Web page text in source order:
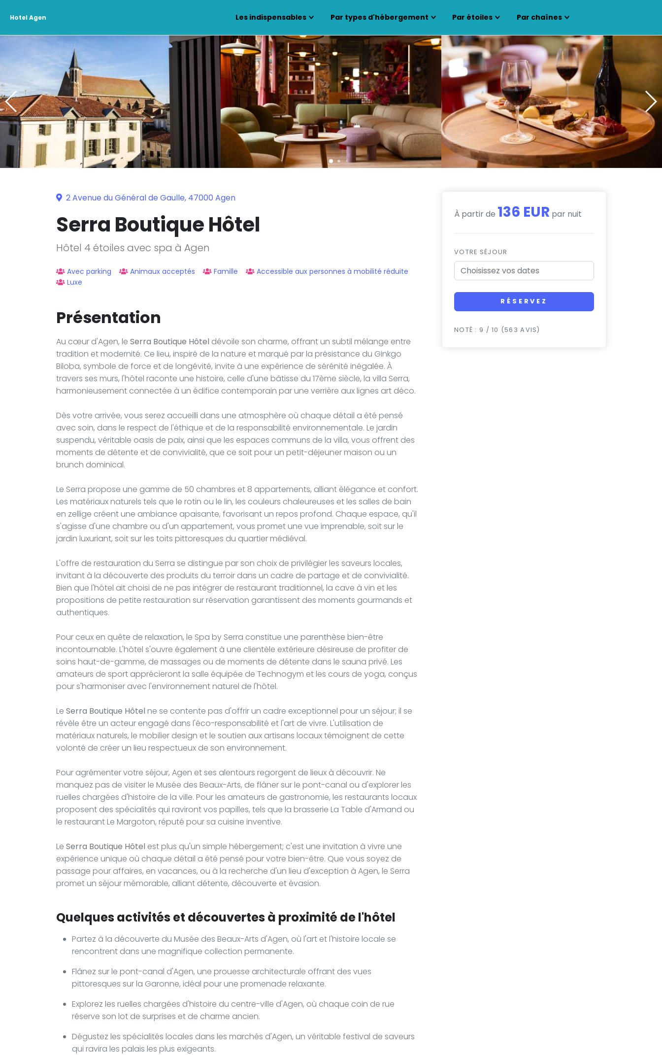
Hotel Agen Les indispensables Par types d'hébergement Par étoiles Par chaînes
2 Avenue du Général de Gaulle, 47000 Agen
Serra Boutique Hôtel
Hôtel 4 étoiles avec spa à Agen
Avec parking Animaux acceptés Famille
Accessible aux personnes à mobilité réduite
Luxe
Présentation
Au cœur d'Agen, le Serra Boutique Hôtel dévoile son charme, offrant un subtil mélange entre
tradition et modernité. Ce lieu, inspiré de la nature et marqué par la présistance du Ginkgo
Biloba, symbole de force et de longévité, invite à une expérience de sérénité inégalée. À
travers ses murs, l'hôtel raconte une histoire, celle d'une bâtisse du 17ème siècle, la villa Serra,
harmonieusement connectée à un édifice contemporain par une verrière aux lignes art déco.
Dès votre arrivée, vous serez accueilli dans une atmosphère où chaque détail a été pensé
avec soin, dans le respect de l'éthique et de la responsabilité environnementale. Le jardin
suspendu, véritable oasis de paix, ainsi que les espaces communs de la villa, vous offrent des
moments de détente et de convivialité, que ce soit pour un petit-déjeuner maison ou un
brunch dominical.
Le Serra propose une gamme de 50 chambres et 8 appartements, alliant élégance et confort.
Les matériaux naturels tels que le rotin ou le lin, les couleurs chaleureuses et les salles de bain
en zellige créent une ambiance apaisante, favorisant un repos profond. Chaque espace, qu'il
s'agisse d'une chambre ou d'un appartement, vous promet une vue imprenable, soit sur le
jardin luxuriant, soit sur les toits pittoresques du quartier médiéval.
L'offre de restauration du Serra se distingue par son choix de privilégier les saveurs locales,
invitant à la découverte des produits du terroir dans un cadre de partage et de convivialité.
Bien que l'hôtel ait choisi de ne pas intégrer de restaurant traditionnel, la cave à vin et les
propositions de petite restauration sur réservation garantissent des moments gourmands et
authentiques.
Pour ceux en quête de relaxation, le Spa by Serra constitue une parenthèse bien-être
incontournable. L'hôtel s'ouvre également à une clientèle extérieure désireuse de profiter de
soins haut-de-gamme, de massages ou de moments de détente dans le sauna privé. Les
amateurs de sport apprécieront la salle équipée de Technogym et les cours de yoga, conçus
pour s'harmoniser avec l'environnement naturel de l'hôtel.
Le Serra Boutique Hôtel ne se contente pas d'offrir un cadre exceptionnel pour un séjour; il se
révèle être un acteur engagé dans l'éco-responsabilité et l'art de vivre. L'utilisation de
matériaux naturels, le mobilier design et le soutien aux artisans locaux témoignent de cette
volonté de créer un lieu respectueux de son environnement.
Pour agrémenter votre séjour, Agen et ses alentours regorgent de lieux à découvrir. Ne
manquez pas de visiter le Musée des Beaux-Arts, de flâner sur le pont-canal ou d'explorer les
ruelles chargées d'histoire de la ville. Pour les amateurs de gastronomie, les restaurants locaux
proposent des spécialités qui raviront vos papilles, tels que la brasserie La Table d'Armand ou
le restaurant Le Margoton, réputé pour sa cuisine inventive.
Le Serra Boutique Hôtel est plus qu'un simple hébergement; c'est une invitation à vivre une
expérience unique où chaque détail a été pensé pour votre bien-être. Que vous soyez de
passage pour affaires, en vacances, ou à la recherche d'un lieu d'exception à Agen, le Serra
promet un séjour mémorable, alliant détente, découverte et évasion.
Quelques activités et découvertes à proximité de l'hôtel
Partez à la découverte du Musée des Beaux-Arts d'Agen, où l'art et l'histoire locale se
rencontrent dans une magnifique collection permanente.
Flânez sur le pont-canal d'Agen, une prouesse architecturale offrant des vues
pittoresques sur la Garonne, idéal pour une promenade relaxante.
Explorez les ruelles chargées d'histoire du centre-ville d'Agen, où chaque coin de rue
réserve son lot de surprises et de charme ancien.
Dégustez les spécialités locales dans les marchés d'Agen, un véritable festival de saveurs
qui ravira les palais les plus exigeants.
À partir de 136 EUR par nuit
VOTRE SÉJOUR
RÉSERVEZ
NOTÉ : 9 / 10 (563 AVIS)